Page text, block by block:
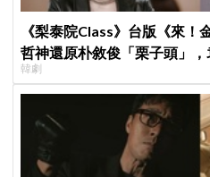
《梨泰院Class》台版《來！
哲神還原朴敘俊「栗子頭」
韓劇